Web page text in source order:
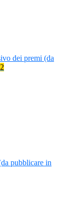
dei premi (da
2
pubblicare in